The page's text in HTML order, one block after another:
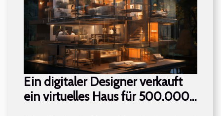
Ein digitaler Designer verkauft
ein virtuelles Haus für 500.000